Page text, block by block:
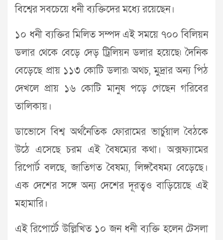
বিশ্বের সবচেয়ে ধনী ব্যক্তিদের মধ্যে রয়েছেন।
১০ ধনী ব্যক্তির মিলিত সম্পদ এই সময়ে ৭০০ বিলিয়ন
ডলার থেকে বেড়ে দেড় ট্রিলিয়ন ডলার হয়েছে৷ দৈনিক
বেড়েছে প্রায় ১১৩ কোটি ডলার৷ অথচ, মুদ্রার অন্য পিঠ
দেখলে প্রায় ১৬ কোটি মানুষ পড়ে গেছেন গরিবের
তালিকায়।
ডাভোসে বিশ্ব অর্থনৈতিক ফোরামের ভার্চুয়াল বৈঠকে
উঠে এসেছে চরম এই বৈষম্যের কথা। অক্সফ্যামের
রিপোর্ট বলছে, জাতিগত বৈষম্য, লিঙ্গবৈষম্য বেড়েছে।
এক দেশের সঙ্গে অন্য দেশের দূরত্বও বাড়িয়েছে এই
মহামারি।
এই রিপোর্টে উল্লিখিত ১০ জন ধনী ব্যক্তি হলেন টেসলা